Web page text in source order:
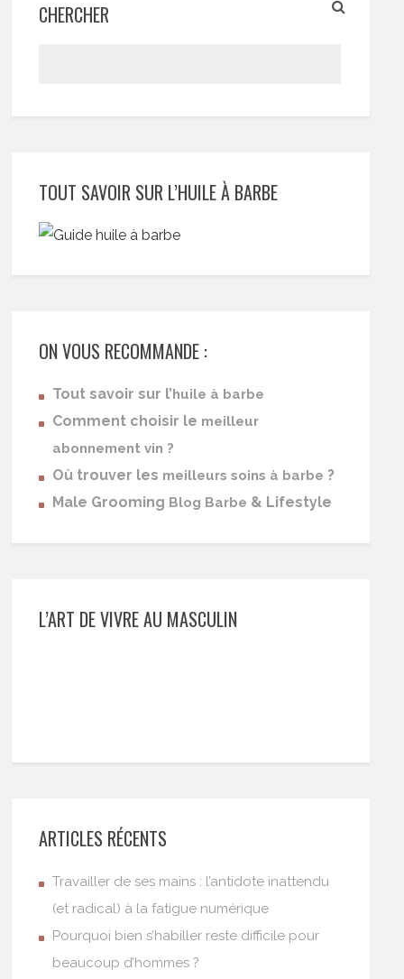
CHERCHER
TOUT SAVOIR SUR L’HUILE À BARBE
ON VOUS RECOMMANDE :
Tout savoir sur l’huile à barbe
Comment choisir le meilleur
abonnement vin ?
Où trouver les meilleurs soins à barbe ?
Male Grooming Blog Barbe & Lifestyle
L’ART DE VIVRE AU MASCULIN
ARTICLES RÉCENTS
Travailler de ses mains : l’antidote inattendu
(et radical) à la fatigue numérique
Pourquoi bien s’habiller reste difficile pour
beaucoup d’hommes ?